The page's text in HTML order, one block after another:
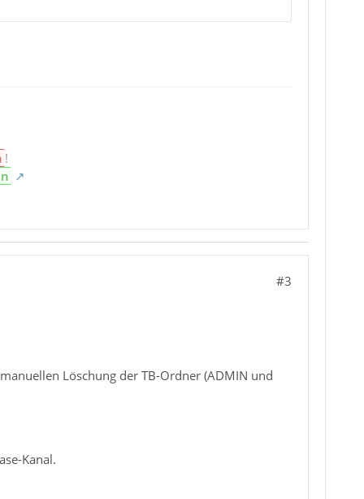
!
#3
Löschung der TB-Ordner (ADMIN und
Kanal.